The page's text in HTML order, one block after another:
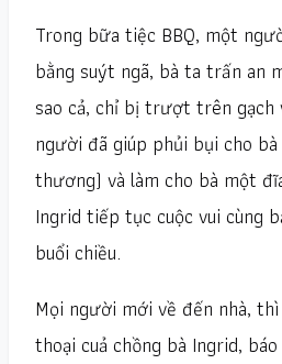
Trong bữa tiệc BBQ, một
bằng suýt ngã, bà ta trấn an
sao cả, chỉ bị trượt trên gạch
người đã giúp phủi bụi cho
thương) và làm cho bà một
Ingrid tiếp tục cuộc vui cùng
buổi chiều.
Mọi người mới về đến nhà,
thoại cuả chồng bà Ingrid,